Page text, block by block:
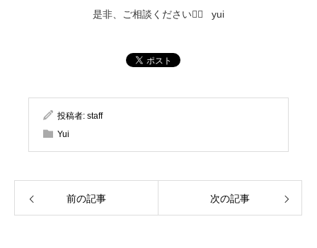
是非、ご相談ください✌🏻 yui
投稿者: staff
Yui
前の記事 次の記事